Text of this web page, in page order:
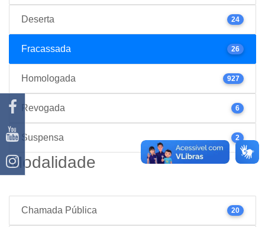
Deserta 24
Fracassada 26
Homologada 927
Revogada 6
Suspensa 2
Modalidade
Chamada Pública 20